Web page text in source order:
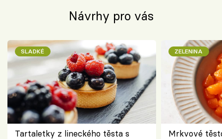
Návrhy pro vás
SLADKÉ
Tartaletky z lineckého těsta s
ZELENINA
Mrkvové